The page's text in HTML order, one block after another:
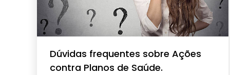
Dúvidas frequentes sobre Ações
contra Planos de Saúde.